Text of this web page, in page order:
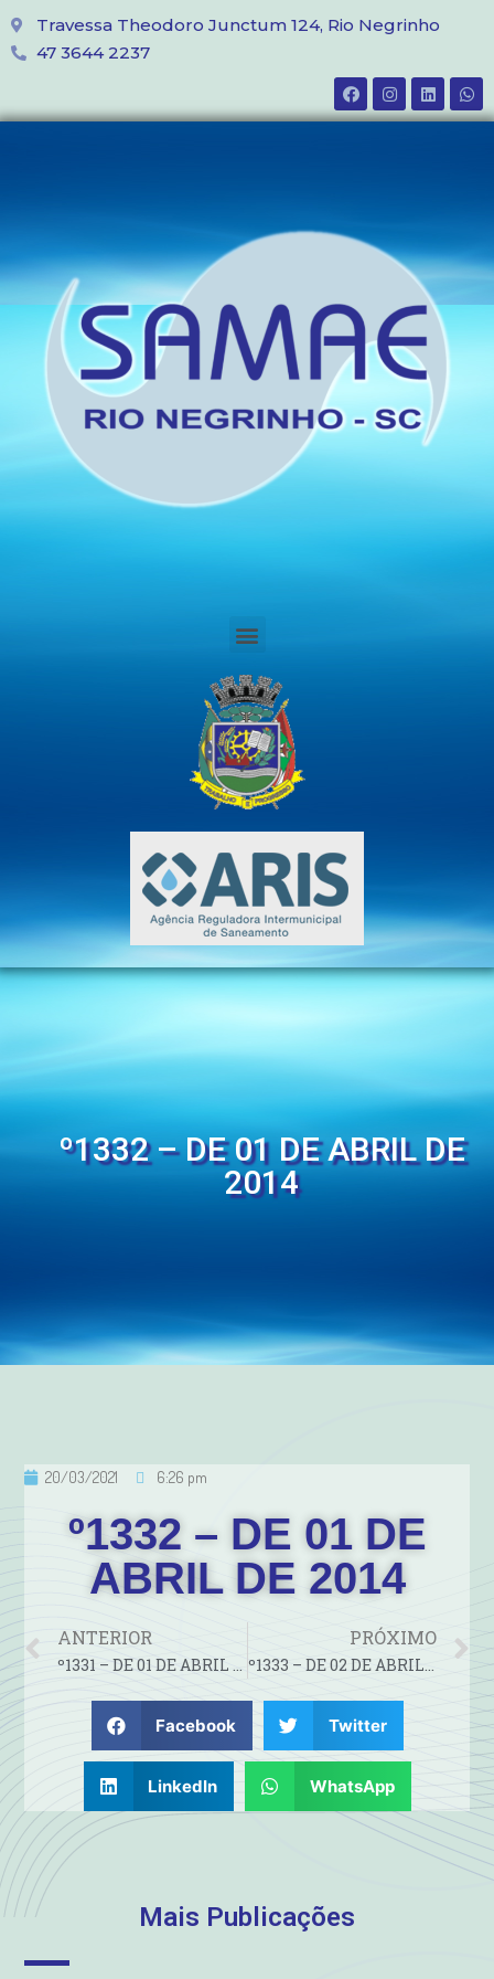
Travessa Theodoro Junctum 124, Rio Negrinho
47 3644 2237
º1332 – DE 01 DE ABRIL DE
2014
20/03/2021 6:26 pm
º1332 – DE 01 DE
ABRIL DE 2014
ANTERIOR
º1331 – DE 01 DE ABRIL 2014
PRÓXIMO
º1333 – DE 02 DE ABRIL DE 2014
Facebook Twitter
LinkedIn WhatsApp
Mais Publicações